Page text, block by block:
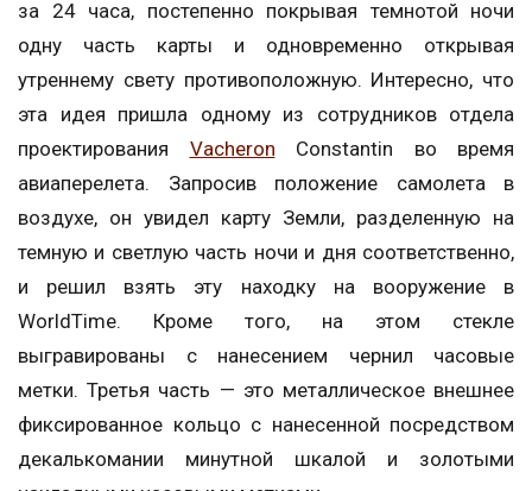
за 24 часа, постепенно покрывая темнотой ночи
одну часть карты и одновременно открывая
утреннему свету противоположную. Интересно, что
эта идея пришла одному из сотрудников отдела
проектирования Vacheron Constantin во время
авиаперелета. Запросив положение самолета в
воздухе, он увидел карту Земли, разделенную на
темную и светлую часть ночи и дня соответственно,
и решил взять эту находку на вооружение в
WorldTime. Кроме того, на этом стекле
выгравированы с нанесением чернил часовые
метки. Третья часть — это металлическое внешнее
фиксированное кольцо с нанесенной посредством
декалькомании минутной шкалой и золотыми